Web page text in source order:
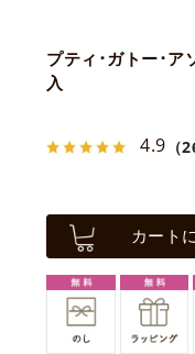
プティ･ガトー･ア
入
4.9 （
カート